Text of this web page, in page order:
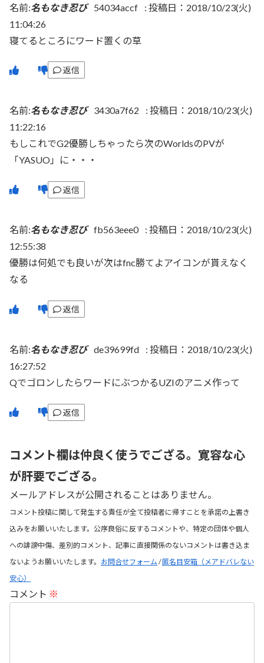
名前:名もなき忍び 54034accf : 投稿日：2018/10/23(火)
11:04:26
寝てるところにワード置くの草
返信
名前:名もなき忍び 3430a7f62 : 投稿日：2018/10/23(火)
11:22:16
もしこれでG2優勝しちゃったら次のWorldsのPVが
「YASUO」に・・・
返信
名前:名もなき忍び fb563eee0 : 投稿日：2018/10/23(火)
12:55:38
優勝は何処でも良いが次はfnc勝てよアイコンが貰えなく
なる
返信
名前:名もなき忍び de39699fd : 投稿日：2018/10/23(火)
16:27:52
QでゴロンしたらワードにぶつかるUZIのアニメ作って
返信
コメント欄は仲良く使うでござる。寛容な心
が肝要でござる。
メールアドレスが公開されることはありません。
コメント投稿に関して発生する責任が全て投稿者に帰すことを承諾の上書き
込みをお願いいたします。公序良俗に反するコメントや、特定の団体や個人
への誹謗中傷、差別的コメント、記事に直接関係のないコメントは書き込ま
ないようお願いいたします。 お問合せフォーム /匿名目安箱（メアドバレない
安心）
コメント ※